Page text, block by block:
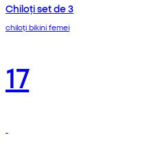
Chiloți set de 3
chiloți bikini femei
17